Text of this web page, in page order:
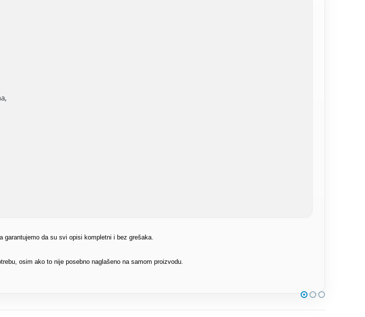
da su svi opisi kompletni i bez grešaka.
osim ako to nije posebno naglašeno na samom proizvodu.